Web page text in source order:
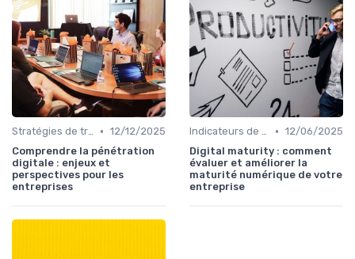
Stratégies de transformation • 12/12/2025
Comprendre la pénétration
digitale : enjeux et
perspectives pour les
entreprises
Indicateurs de performance • 12/06/2025
Digital maturity : comment
évaluer et améliorer la
maturité numérique de votre
entreprise